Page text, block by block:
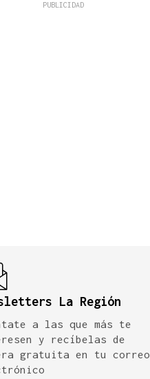
La Región
a las que más te
y recíbelas de
gratuita en tu correo